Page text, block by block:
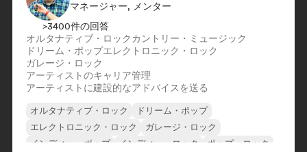
マネージャー, メンター
>3400件の回答
オルタナティブ・ロック カントリー・ミュージック
ドリーム・ポップエレクトロニック・ロック
ガレージ・ロック
アーティストのキャリア管理
アーティストに建設的なアドバイスを送る
オルタナティブ・ロック
ドリーム・ポップ
エレクトロニック・ロック
ガレージ・ロック
インディー・ポップ
インディー・ロック
ポップ・ロック